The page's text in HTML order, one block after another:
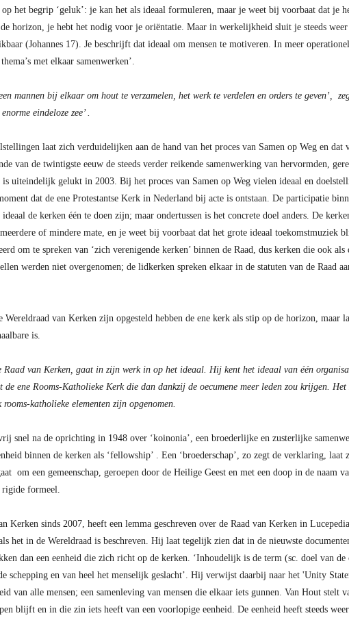
het begrip ‘geluk’: je kan het als ideaal formuleren, maar je weet bij voorbaat dat je
horizon, je hebt het nodig voor je oriëntatie. Maar in werkelijkheid sluit je steeds
(Johannes 17). Je beschrijft dat ideaal om mensen te motiveren. In meer
met elkaar samenwerken’.
mannen bij elkaar om hout te verzamelen, het werk te verdelen en orders te geven’,
eindeloze zee’ .
laat zich verduidelijken aan de hand van het proces van Samen op Weg en dat
van de twintigste eeuw de steeds verder reikende samenwerking van hervormden,
uiteindelijk gelukt in 2003. Bij het proces van Samen op Weg vielen ideaal en
dat de ene Protestantse Kerk in Nederland bij acte is ontstaan. De participatie
de kerken één te doen zijn; maar ondertussen is het concrete doel anders. De
of mindere mate, en je weet bij voorbaat dat het grote ideaal toekomstmuziek
om te spreken van ‘zich verenigende kerken’ binnen de Raad, dus kerken die ook
werden niet overgenomen; de lidkerken spreken elkaar in de statuten van de Raad
Wereldraad van Kerken zijn opgesteld hebben de ene kerk als stip op de horizon, maar
is.
Raad van Kerken, gaat in zijn werk in op het ideaal. Hij kent het ideaal van één
de ene Rooms-Katholieke Kerk die dan dankzij de oecumene meer leden zou krijgen.
katholieke elementen zijn opgenomen.
snel na de oprichting in 1948 over ‘koinonia’, een broederlijke en zusterlijke
binnen de kerken als ‘fellowship’ . Een ‘broederschap’, zo zegt de verklaring, laat
om een gemeenschap, geroepen door de Heilige Geest en met een doop in de naam
rigide formeel.
Kerken sinds 2007, heeft een lemma geschreven over de Raad van Kerken in
het in de Wereldraad is beschreven. Hij laat tegelijk zien dat in de nieuwste
dan een eenheid die zich richt op de kerken. ‘Inhoudelijk is de term (sc. doel van de
schepping en van heel het menselijk geslacht’. Hij verwijst daarbij naar het 'Unity
van alle mensen; een samenleving van mensen die elkaar iets gunnen. Van Hout stelt
blijft en in die zin iets heeft van een voorlopige eenheid. De eenheid heeft steeds